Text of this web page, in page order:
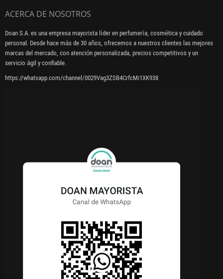
ACERCA DE NOSOTROS
Doan S.A. es una empresa mayorista líder en perfumería, cosmética y cuidado
personal. Desde hace más de 30 años, ofrecemos a nuestros clientes las mejores
marcas del mercado, con atención personalizada, precios competitivos y un
servicio ágil y confiable.
https://whatsapp.com/channel/0029Vag3ZSB4CrfcMi1XK938